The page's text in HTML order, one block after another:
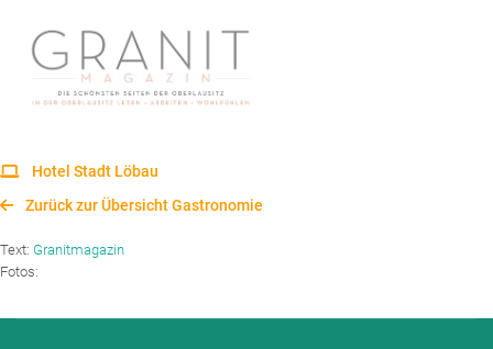
Hotel Stadt Löbau
Zurück zur Übersicht Gastronomie
Text: Granitmagazin
Fotos: